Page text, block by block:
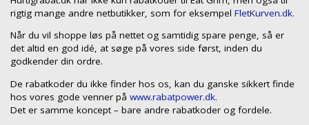
rigtig mange andre netbutikker, som for eksempel FletKurven.dk.
Når du vil shoppe løs på nettet og samtidig spare penge, så er
det altid en god idé, at søge på vores side først, inden du
godkender din ordre.
De rabatkoder du ikke finder hos os, kan du ganske sikkert finde
hos vores gode venner på www.rabatpower.dk.
Det er samme koncept – bare andre rabatkoder og fordele.